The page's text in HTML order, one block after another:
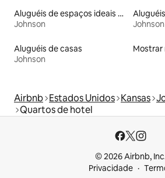
Aluguéis de espaços ideais para famílias
Johnson
Johnson
Aluguéis de casas
Johnson
Mostrar
Airbnb Estados Unidos Kansas
Quartos de hotel
© 2026 Airbnb,
Privacidade